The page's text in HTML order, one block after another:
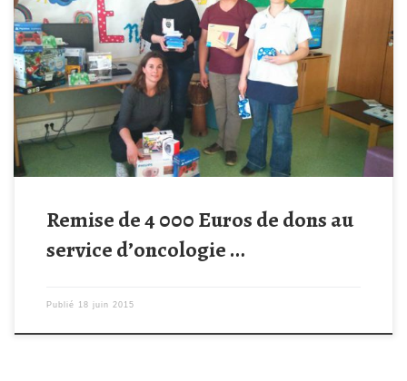
Nous sommes allées hier à l’Hopital de Poitiers et avons remis
tous les cadeaux que nous avons pu acheter grâce à votre
participation, Notamment des PS3, PS4, WiiU, DS, jeux et
manettes, casques, postes, tablettes, montres et ceintures
cardio pour permettre de faire de l’exercice aux enfants qui ne
peuvent […]
Remise de 4 000 Euros de dons au
service d’oncologie …
Publié 18 juin 2015